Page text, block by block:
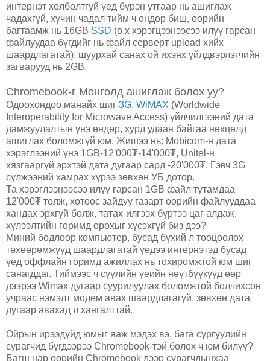
интернэт холболтгүй үед бүрэн утгаар нь ашиглаж
чадахгүй, хүчин чадал тийм ч өндөр биш, өөрийн
багтаамж нь 16GB SSD (ө.х хэрэгцээнээсээ илүү гарсан
файлуудаа бүгдийг нь файл серверт upload хийх
шаардлагатай), шуурхай санах ой ихэнх үйлдвэрлэгчийн
загварууд нь 2GB.
Chromebook-г Монголд ашиглаж болох уу?
Одоохондоо манайх шиг 3G, WiMAX (Worldwide
Interoperability for Microwave Access) үйлчилгээний дата
дамжуулалтын үнэ өндөр, хурд удаан байгаа нөхцөлд
ашиглах боломжгүй юм. Жишээ нь: Mobicom-н дата
хэрэглээний үнэ 1GB-12'000₮-14'000₮, Unitel-н
хязгааргүй эрхтэй дата дугаар сард -20'000₮. Гэвч 3G
сүлжээний хамрах хүрээ зөвхөн УБ дотор.
Та хэрэглээнээсээ илүү гарсан 1GB файл тутамдаа
12'000₮ төлж, хотоос зайдуу газарт өөрийн файлууддаа
хандах эрхгүй болж, татах-илгээх бүртээ цаг алдаж,
хүлээлтийн горимд орохыг хүсэхгүй биз дээ?
Миний бодлоор компьютер, бусад бүхий л тооцоолох
төхөөрөмжүүд шаардлагатай үедээ интернэтэд бусад
үед оффлайн горимд ажиллах нь тохиромжтой юм шиг
санагддаг. Тиймээс ч сүүлийн үеийн нөүтбүүкүүд өөр
дээрээ Wimax дугаар суурилуулах боломжтой болчихсон
учраас нэмэлт модем авах шаардлагагүй, зөвхөн дата
дугаар авахад л хангалттай.
Ойрын ирээдүйд юмыг яаж мэдэх вэ, бага сургуулийн
сурагчид бүгдээрээ Chromebook-тэй болох ч юм билүү?
Багш нар өөрийн Chromebook дээр сурагчдынхаа